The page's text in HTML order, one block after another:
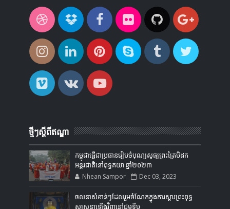
ថ្មីៗស្តីពីឥណ្ឌា
កម្ពុជាធ្វើជាប្រធានរៀបចំបុណ្យសូធ្យព្រះត្រៃបិដក
អន្តរជាតិនៅពុទ្ធគយា ឆ្នាំ២០២៣
Nhean Sampor Dec 03, 2023
ចលនាសំខាន់ៗដែលរួមចំណែកក្នុងការស្ដារព្រះពុទ្ធ
សាសនាឡើងវិញនៅជម្ពូទ្វីប